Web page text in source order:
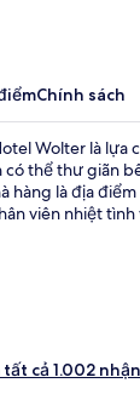
Chính sách
Wolter là lựa
có thể thư giãn
hàng là địa
viên nhiệt tình
tất cả 1.002